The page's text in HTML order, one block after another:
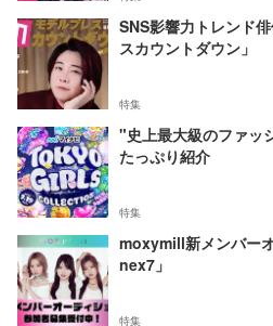
SNS影響力トレンド
スカウントダウン」
特集
"史上最大級のファッ
たっぷり紹介
特集
moxymill新メンバー
nex7」
特集